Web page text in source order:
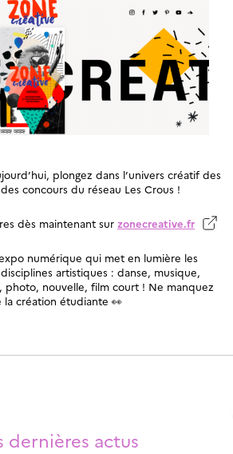
plongez dans l’univers créatif des
concours du réseau Les Crous !
dès maintenant sur zonecreative.fr
numérique qui met en lumière les
artistiques : danse, musique,
photo, nouvelle, film court ! Ne manquez
création étudiante 👀
dernières actus